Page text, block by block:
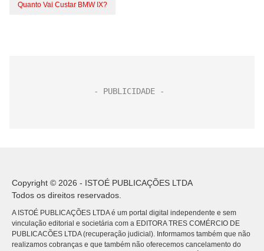
Quanto Vai Custar BMW IX?
Copyright © 2026 - ISTOÉ PUBLICAÇÕES LTDA
Todos os direitos reservados.
A ISTOÉ PUBLICAÇÕES LTDA é um portal digital independente e sem
vinculação editorial e societária com a EDITORA TRES COMÉRCIO DE
PUBLICACÕES LTDA (recuperação judicial). Informamos também que não
realizamos cobranças e que também não oferecemos cancelamento do